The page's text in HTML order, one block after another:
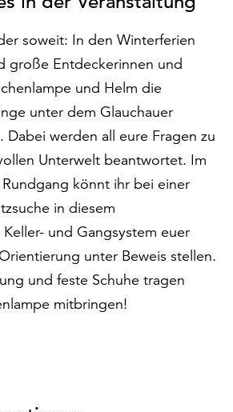
soweit: In den Winterferien
große Entdeckerinnen und
und Helm die
unter dem Glauchauer
Dabei werden all eure Fragen zu
Unterwelt beantwortet. Im
könnt ihr bei einer
in diesem
und Gangsystem euer
unter Beweis stellen.
und feste Schuhe tragen
mitbringen!